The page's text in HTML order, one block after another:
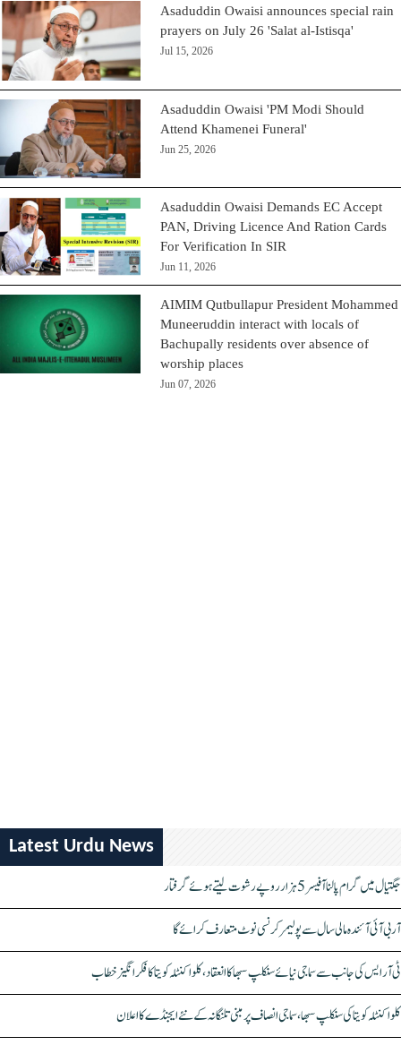
Asaduddin Owaisi announces special rain
prayers on July 26 'Salat al-Istisqa'
Jul 15, 2026
Asaduddin Owaisi 'PM Modi Should
Attend Khamenei Funeral'
Jun 25, 2026
Asaduddin Owaisi Demands EC Accept
PAN, Driving Licence And Ration Cards
For Verification In SIR
Jun 11, 2026
AIMIM Qutbullapur President Mohammed
Muneeruddin interact with locals of
Bachupally residents over absence of
worship places
Jun 07, 2026
Latest Urdu News
جگتیال میں گرام پالنا آفیسر 5 ہزار روپے رشوت لیتے ہوئے گرفتار
آر بی آئی آئندہ مالی سال سے پولیمر کرنسی نوٹ متعارف کرائے گا
ٹی آر ایس کی جانب سے سماجی نیائے سنکلپ سبھا کا انعقاد، کلواکنٹلہ کویتا کا فکر انگیز خطاب
کلواکنٹلہ کویتا کی سنکلپ سبھا، سماجی انصاف پر مبنی تلنگانہ کے نئے ایجنڈے کا اعلان